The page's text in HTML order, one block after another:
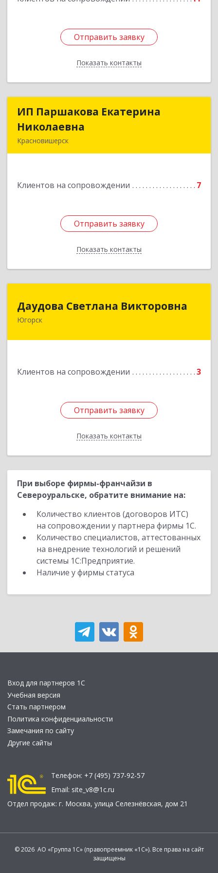
Отправить заявку
Показать контакты
Отправить заявку
Назад
ИП Паршакова Екатерина
Николаевна
Красновишерск
Клиентов на сопровождении 7
Отправить заявку
Показать контакты
ИП Паршакова Екатерина
Подробнее
Отправить заявку
Назад
Даудова Светлана Викторовна
Югорск
Клиентов на сопровождении 3
Отправить заявку
Показать контакты
Отправить заявку
Назад
При выборе фирмы-франчайзи в
Североуральске, обратите внимание на:
Количество клиентов (договоров ИТС)
на сопровождении у партнера фирмы 1С.
Количество специалистов, аттестованных
на внедрение технологий и решений
системы 1С:Предприятие.
Наличие у фирмы статуса
Вход для партнеров 1С
Учебная версия
Стать партнером
Политика конфиденциальности
Замечания по сайту
Другие сайты
Телефон: +7 (495) 737-92-57
Email: site_v8@1c.ru
Отдел продаж: г. Москва, улица Селезнёвская, дом 21
© 2026 АО «Группа 1С» (правопреемник «1С»). Все права на сайт
защищены